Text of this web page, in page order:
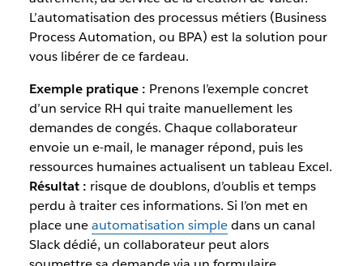
L’automatisation des processus métiers (Business
Process Automation, ou BPA) est la solution pour
vous libérer de ce fardeau.
Exemple pratique : Prenons l’exemple concret
d’un service RH qui traite manuellement les
demandes de congés. Chaque collaborateur
envoie un e-mail, le manager répond, puis les
ressources humaines actualisent un tableau Excel.
Résultat : risque de doublons, d’oublis et temps
perdu à traiter ces informations. Si l’on met en
place uneautomatisation simpledans un canal
Slack dédié, un collaborateur peut alors